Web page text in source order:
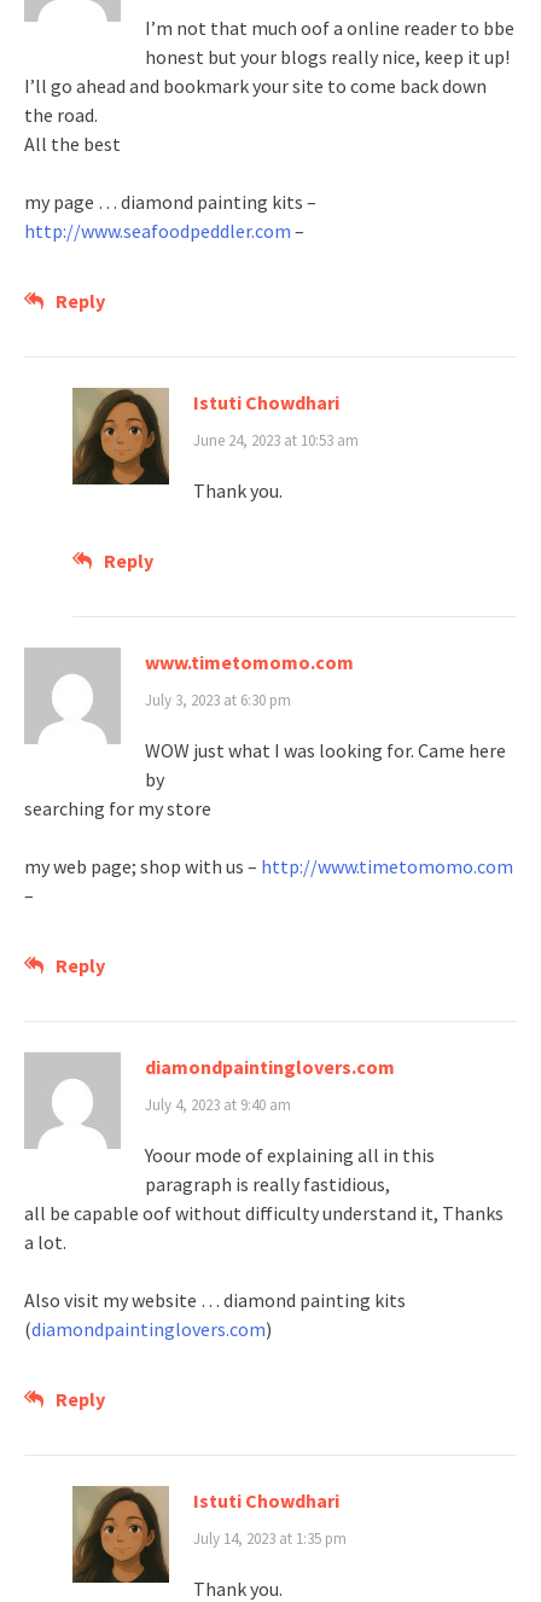
I’m not that much oof a online reader to bbe
honest but your blogs really nice, keep it up!
I’ll go ahead and bookmark your site to come back down
the road.
All the best
my page … diamond painting kits –
http://www.seafoodpeddler.com –
Reply
Istuti Chowdhari
June 24, 2023 at 10:53 am
Thank you.
Reply
www.timetomomo.com
July 3, 2023 at 6:30 pm
WOW just what I was looking for. Came here
by
searching for my store
my web page; shop with us – http://www.timetomomo.com
–
Reply
diamondpaintinglovers.com
July 4, 2023 at 9:40 am
Yoour mode of explaining all in this
paragraph is really fastidious,
all be capable oof without difficulty understand it, Thanks
a lot.
Also visit my website … diamond painting kits
(diamondpaintinglovers.com)
Reply
Istuti Chowdhari
July 14, 2023 at 1:35 pm
Thank you.